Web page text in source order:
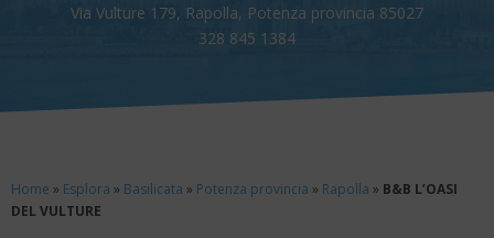
Via Vulture 179, Rapolla, Potenza provincia 85027
328 845 1384
Home » Esplora » Basilicata » Potenza provincia » Rapolla » B&B L’OASI
DEL VULTURE